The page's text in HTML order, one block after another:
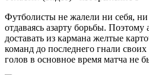
Футболисты не жалели ни себя,
отдаваясь азарту борьбы. Поэтому
доставать из кармана желтые
команд до последнего гнали
голов в основное время матча не